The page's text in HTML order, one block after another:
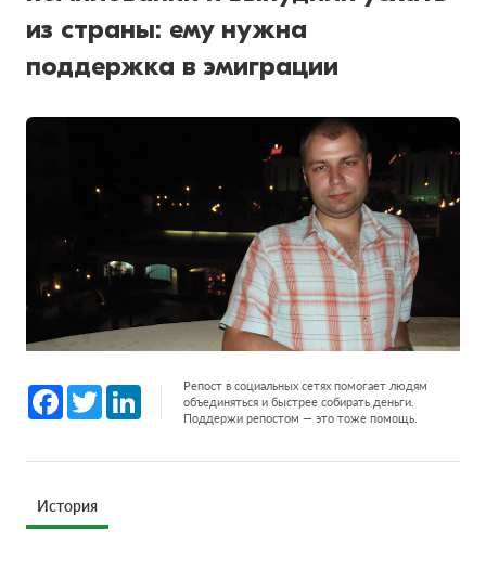
из страны: ему нужна
поддержка в эмиграции
Facebook
Twitter LinkedInРепост в социальных сетях помогает людям
объединяться и быстрее собирать деньги.
Поддержи репостом — это тоже помощь.
История